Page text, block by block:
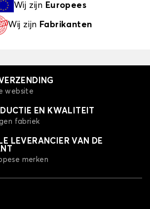
Wij zijn Europees
Wij zijn Fabrikanten
website
EN KWALITEIT
fabriek
LEVERANCIER VAN DE
merken